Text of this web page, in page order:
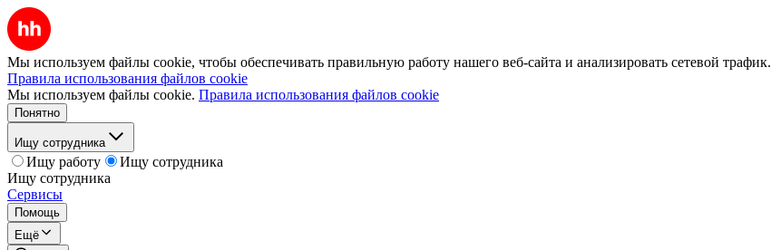
Мы используем файлы cookie, чтобы обеспечивать правильную работу нашего веб-сайта и анализировать сетевой трафик.
Правила использования файлов cookie
Мы используем файлы cookie. Правила использования файлов cookie
Понятно
Ищу сотрудника
Ищу работу
Ищу сотрудника
Ищу сотрудника
Сервисы
Помощь
Ещё